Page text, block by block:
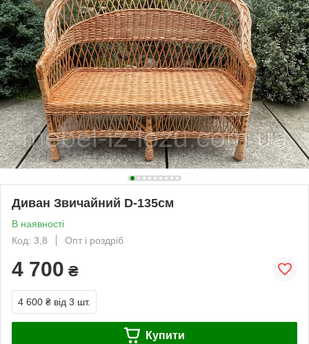
Диван Звичайний D-135см
В наявності
Код: 3,8
Опт і роздріб
4 700 ₴
4 600 ₴ від 3 шт.
Купити